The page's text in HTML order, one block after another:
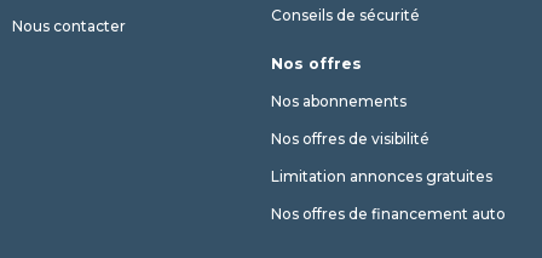
Nous contacter
Conseils de sécurité
Nos offres
Nos abonnements
Nos offres de visibilité
Limitation annonces gratuites
Nos offres de financement auto